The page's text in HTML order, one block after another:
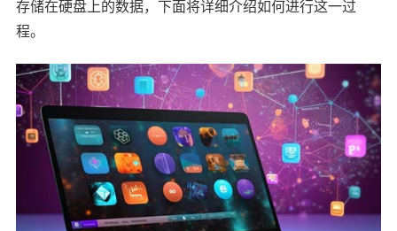
存储在硬盘上的数据，下面将详细介绍如何进行这一过
程。